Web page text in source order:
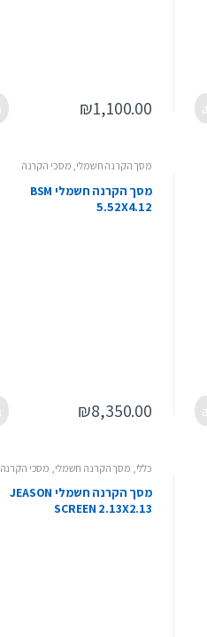
₪1,100.00
מסך הקרנה חשמלי, מסכי הקרנה
מסך הקרנה חשמלי BSM
5.52X4.12
₪8,350.00
כללי מסך הקרנה חשמלי מסכי הקרנה
מסך הקרנה חשמלי JEASON
SCREEN 2.13X2.13